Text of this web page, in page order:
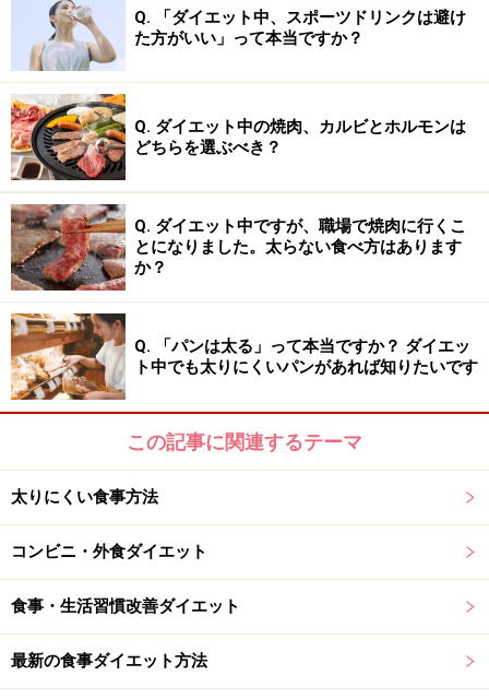
ちなみに、この中鎖脂肪酸はココナッツオイルにも豊富
に含まれています。ココナッツオイルには約60%の中鎖
脂肪酸が含まれているのですが、100%中鎖脂肪酸を含む
「MCTオイル」のほうが、よりパワフルと言えるでしょ
う。
「MCTオイル」のここがスゴイ！ その効
能と特徴
油の主成分となる脂肪酸は、飽和脂肪酸という炭素のつ
肪酸の3つに分けられます。
Q. 「ダイエット中、スポーツドリンクは避け
た方がいい」って本当ですか？
Q. ダイエット中の焼肉、カルビとホルモンは
どちらを選ぶべき？
Q. ダイエット中ですが、職場で焼肉に行くこ
とになりました。太らない食べ方はあります
か？
Q. 「パンは太る」って本当ですか？ ダイエッ
ト中でも太りにくいパンがあれば知りたいです
この記事に関連するテーマ
太りにくい食事方法
コンビニ・外食ダイエット
食事・生活習慣改善ダイエット
最新の食事ダイエット方法